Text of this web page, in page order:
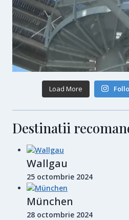
Load More
Destinatii
Wallgau
25 octombrie 2024
München
28 octombrie 2024